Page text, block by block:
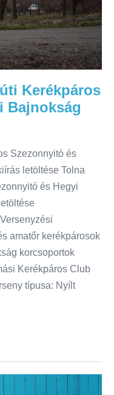
Kerékpáros
Bajnokság
Szezonnyitó és
letöltése Tolna
és Hegyi
amatőr kerékpárosok
korcsoportok
Kerékpáros Club
típusa: Nyílt